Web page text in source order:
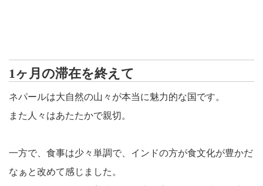
1ヶ月の滞在を終えて
ネパールは大自然の山々が本当に魅力的な国です。
また人々はあたたかで親切。
一方で、食事は少々単調で、インドの方が食文化が豊かだ
なぁと改めて感じました。